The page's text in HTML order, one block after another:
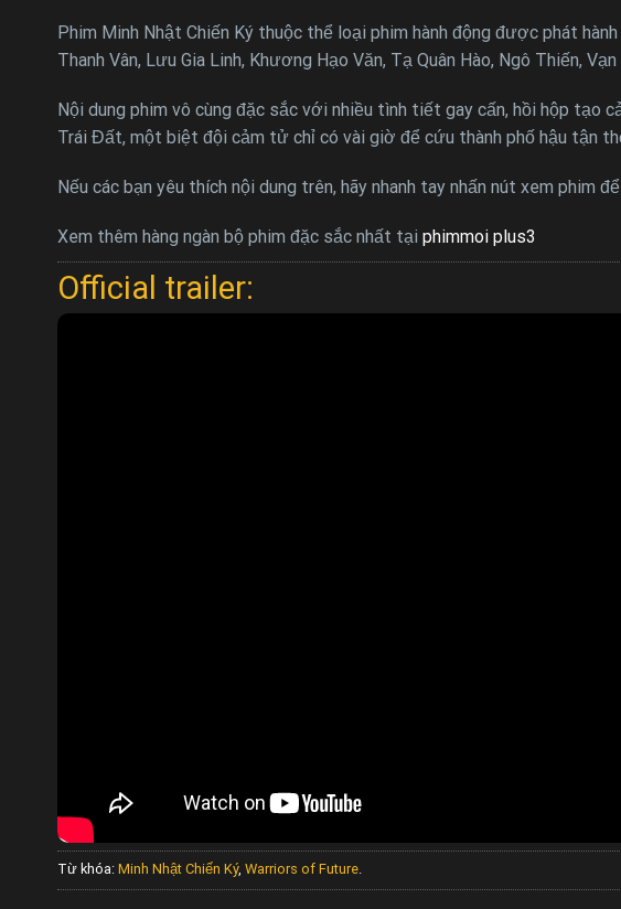
Phim Minh Nhật Chiến Ký thuộc thể loại phim hành động được phát
Thanh Vân, Lưu Gia Linh, Khương Hạo Văn, Tạ Quân Hào, Ngô Thiến,
Nội dung phim vô cùng đặc sắc với nhiều tình tiết gay cấn, hồi hộp
Trái Đất, một biệt đội cảm tử chỉ có vài giờ để cứu thành phố hậu tận
Nếu các bạn yêu thích nội dung trên, hãy nhanh tay nhấn nút xem phim
Xem thêm hàng ngàn bộ phim đặc sắc nhất tại phimmoi plus3
Official trailer:
Từ khóa: Minh Nhật Chiến Ký, Warriors of Future